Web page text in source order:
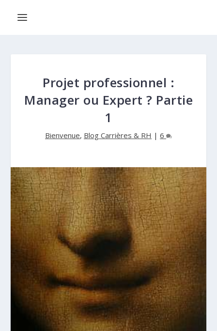
Projet professionnel :
Manager ou Expert ? Partie
1
Bienvenue, Blog Carrières & RH | 6